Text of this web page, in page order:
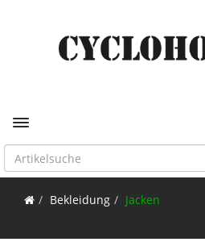
Toggle navigation
Bekleidung Jacken